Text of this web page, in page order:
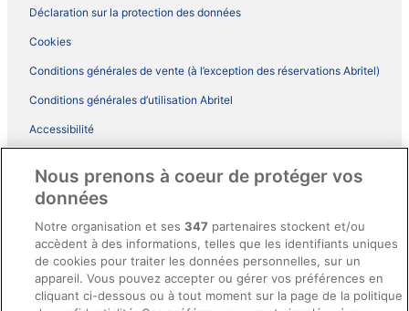
Déclaration sur la protection des données
Cookies
Conditions générales de vente (à l’exception des réservations Abritel)
Conditions générales d’utilisation Abritel
Accessibilité
Conditions générales du programme BONUS+ d’ebookers
Directives de contenu et signalement de contenus
Aide
Nous prenons à coeur de protéger vos
données
Notre organisation et ses347 partenaires stockent et/ou
accèdent à des informations, telles que les identifiants uniques
de cookies pour traiter les données personnelles, sur un
appareil. Vous pouvez accepter ou gérer vos préférences en
cliquant ci-dessous ou à tout moment sur la page de la politique